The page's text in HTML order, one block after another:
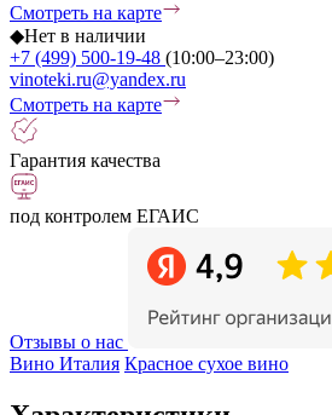
Смотреть на карте
◆Нет в наличии
+7 (499) 500-19-48 (10:00–23:00)
vinoteki.ru@yandex.ru
Смотреть на карте
Гарантия качества
под контролем ЕГАИС
Отзывы о нас
Вино Италия Красное сухое вино